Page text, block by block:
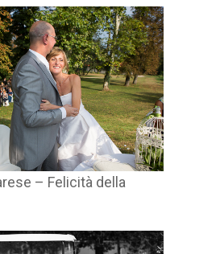
– Felicità della